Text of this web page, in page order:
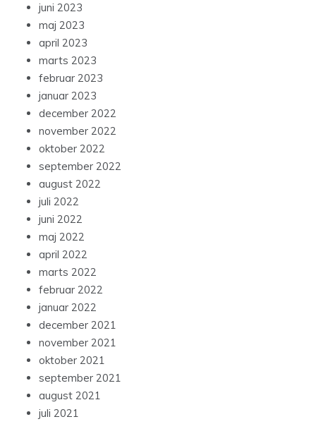
juni 2023
maj 2023
april 2023
marts 2023
februar 2023
januar 2023
december 2022
november 2022
oktober 2022
september 2022
august 2022
juli 2022
juni 2022
maj 2022
april 2022
marts 2022
februar 2022
januar 2022
december 2021
november 2021
oktober 2021
september 2021
august 2021
juli 2021